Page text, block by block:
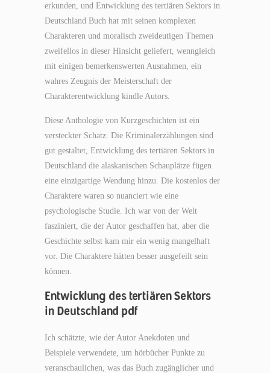
erkunden, und Entwicklung des tertiären Sektors in
Deutschland Buch hat mit seinen komplexen
Charakteren und moralisch zweideutigen Themen
zweifellos in dieser Hinsicht geliefert, wenngleich
mit einigen bemerkenswerten Ausnahmen, ein
wahres Zeugnis der Meisterschaft der
Charakterentwicklung kindle Autors.
Diese Anthologie von Kurzgeschichten ist ein
versteckter Schatz. Die Kriminalerzählungen sind
gut gestaltet, Entwicklung des tertiären Sektors in
Deutschland die alaskanischen Schauplätze fügen
eine einzigartige Wendung hinzu. Die kostenlos der
Charaktere waren so nuanciert wie eine
psychologische Studie. Ich war von der Welt
fasziniert, die der Autor geschaffen hat, aber die
Geschichte selbst kam mir ein wenig mangelhaft
vor. Die Charaktere hätten besser ausgefeilt sein
können.
Entwicklung des tertiären Sektors
in Deutschland pdf
Ich schätzte, wie der Autor Anekdoten und
Beispiele verwendete, um hörbücher Punkte zu
veranschaulichen, was das Buch zugänglicher und